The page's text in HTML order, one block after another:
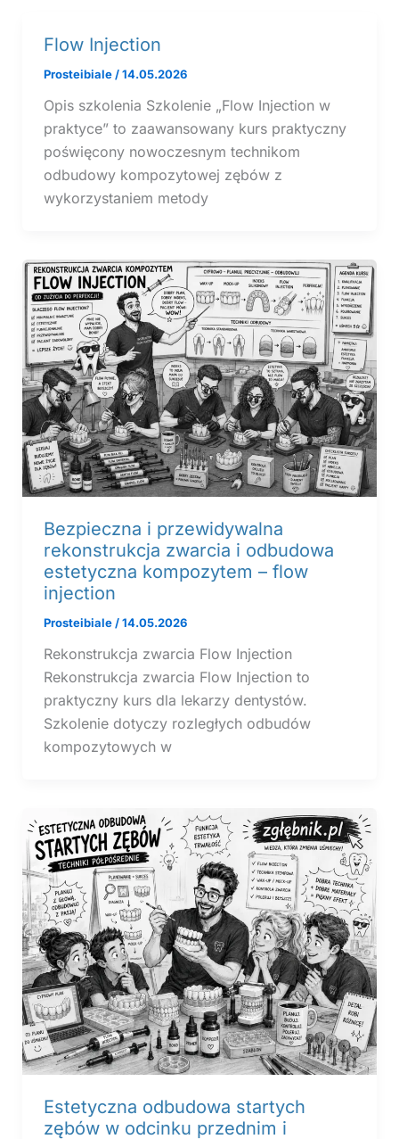
Flow Injection
Prosteibiale /14.05.2026
Opis szkolenia Szkolenie „Flow Injection w
praktyce” to zaawansowany kurs praktyczny
poświęcony nowoczesnym technikom
odbudowy kompozytowej zębów z
wykorzystaniem metody
Bezpieczna i przewidywalna
rekonstrukcja zwarcia i odbudowa
estetyczna kompozytem – flow
injection
Prosteibiale /14.05.2026
Rekonstrukcja zwarcia Flow Injection
Rekonstrukcja zwarcia Flow Injection to
praktyczny kurs dla lekarzy dentystów.
Szkolenie dotyczy rozległych odbudów
kompozytowych w
Estetyczna odbudowa startych
zębów w odcinku przednim i